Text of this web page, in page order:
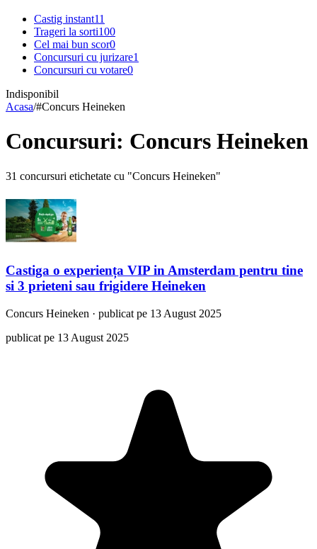
Castig instant11
Trageri la sorti100
Cel mai bun scor0
Concursuri cu jurizare1
Concursuri cu votare0
Indisponibil
Acasa/#Concurs Heineken
Concursuri: Concurs Heineken
31 concursuri etichetate cu "Concurs Heineken"
Castiga o experiența VIP in Amsterdam pentru tine
si 3 prieteni sau frigidere Heineken
Concurs Heineken · publicat pe 13 August 2025
publicat pe 13 August 2025